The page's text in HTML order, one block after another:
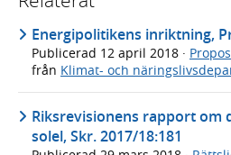
Energipolitikens inriktning,
Publicerad 12 april 2018 ·
från Klimat- och
Riksrevisionens rapport om
solel, Skr. 2017/18:181